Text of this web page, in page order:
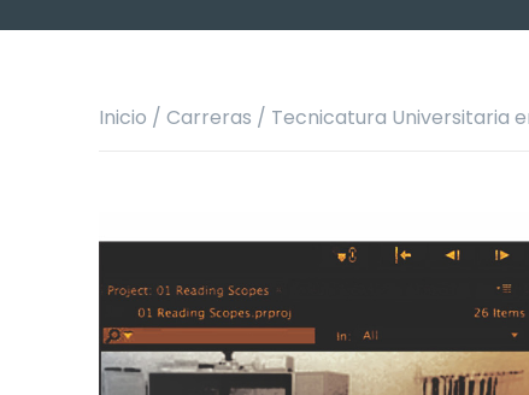
Inicio / Carreras / Tecnicatura Universitaria